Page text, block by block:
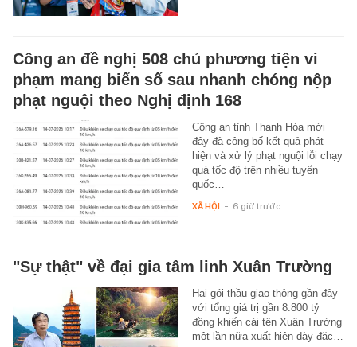
Công an đề nghị 508 chủ phương tiện vi
phạm mang biển số sau nhanh chóng nộp
phạt nguội theo Nghị định 168
Công an tỉnh Thanh Hóa mới
đây đã công bố kết quả phát
hiện và xử lý phạt nguội lỗi chạy
quá tốc độ trên nhiều tuyến
quốc…
XÃ HỘI - 6 giờ trước
"Sự thật" về đại gia tâm linh Xuân Trường
Hai gói thầu giao thông gần đây
với tổng giá trị gần 8.800 tỷ
đồng khiến cái tên Xuân Trường
một lần nữa xuất hiện dày đặc…